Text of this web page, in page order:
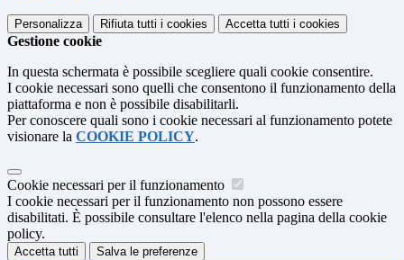
Personalizza Rifiuta tutti i cookies Accetta tutti i cookies
Gestione cookie
In questa schermata è possibile scegliere quali cookie consentire.
I cookie necessari sono quelli che consentono il funzionamento della
piattaforma e non è possibile disabilitarli.
Per conoscere quali sono i cookie necessari al funzionamento potete
visionare la COOKIE POLICY.
Cookie necessari per il funzionamento
I cookie necessari per il funzionamento non possono essere
disabilitati. È possibile consultare l'elenco nella pagina della cookie
policy.
Accetta tutti Salva le preferenze